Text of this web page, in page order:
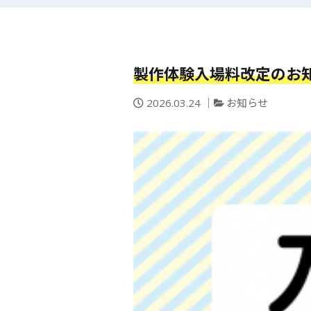
製作体験入場料改定のお
投
日：
2026.03.24
カ
ゴ
リ
ー
お知らせ